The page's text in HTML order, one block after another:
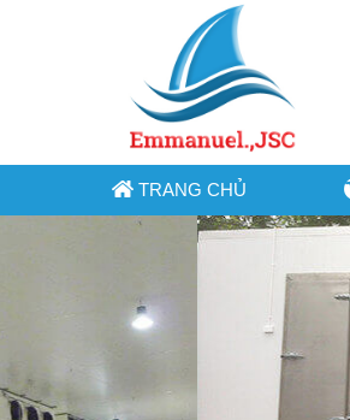
TRANG CHỦ